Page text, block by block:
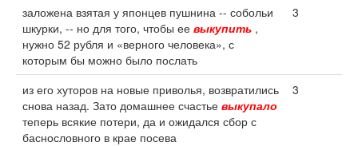
заложена взятая у японцев пушнина -- собольи
шкурки, -- но для того, чтобы ее выкупить ,
нужно 52 рубля и «верного человека», с
которым бы можно было послать
3
из его хуторов на новые приволья, возвратились
снова назад. Зато домашнее счастье выкупало
теперь всякие потери, да и ожидался сбор с
баснословного в крае посева
3